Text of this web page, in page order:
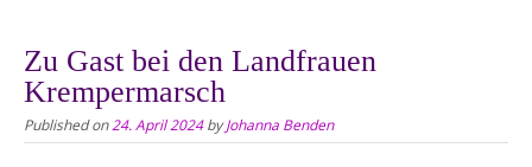
Zu Gast bei den Landfrauen
Krempermarsch
Published on24. April 2024byJohanna Benden